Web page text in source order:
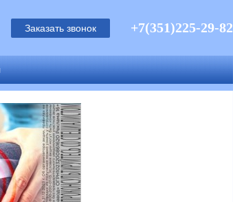
+7(351)225-29-82
Заказать звонок